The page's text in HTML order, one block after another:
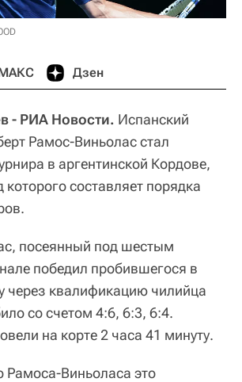
Дзен
- РИА Новости. Испанский
Рамос-Виньолас стал
в аргентинской Кордове,
составляет порядка
посеянный под шестым
победил пробившегося в
через квалификацию чилийца
со счетом 4:6, 6:3, 6:4.
на корте 2 часа 41 минуту.
Рамоса-Виньоласа это